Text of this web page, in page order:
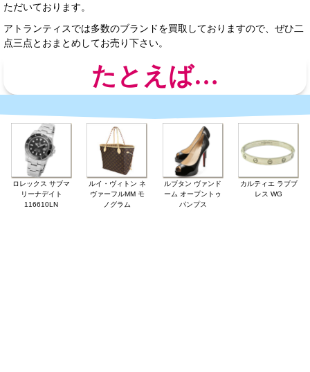
ただいております。
アトランティスでは多数のブランドを買取しておりますので、ぜひ二
点三点とおまとめしてお売り下さい。
たとえば…
ロレックス サブマ
リーナデイト
116610LN
ルイ・ヴィトン ネ
ヴァーフルMM モ
ノグラム
ルブタン ヴァンド
ーム オープントゥ
パンプス
カルティエ ラブブ
レス WG